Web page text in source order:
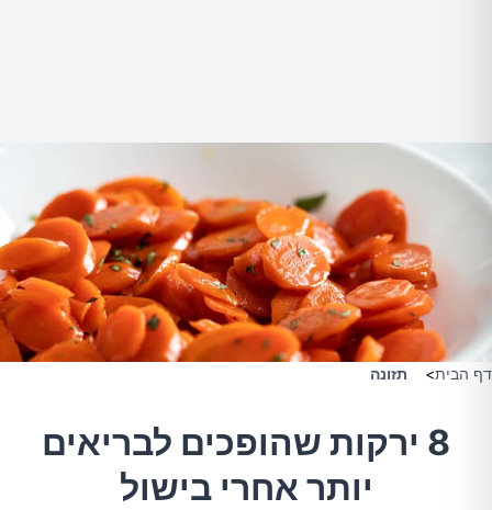
דף הבית> תזונה
8 ירקות שהופכים לבריאים
יותר אחרי בישול